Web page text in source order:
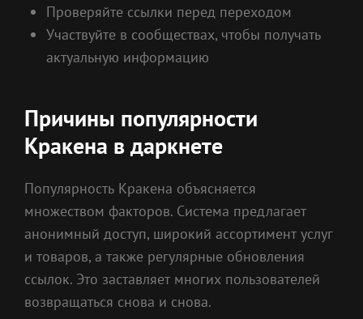
Проверяйте ссылки перед переходом
Участвуйте в сообществах, чтобы получать
актуальную информацию
Причины популярности
Кракена в даркнете
Популярность Кракена объясняется
множеством факторов. Система предлагает
анонимный доступ, широкий ассортимент услуг
и товаров, а также регулярные обновления
ссылок. Это заставляет многих пользователей
возвращаться снова и снова.